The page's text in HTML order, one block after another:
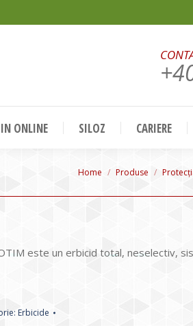
ONLINE SILOZ CARIERE
You are here:
Home Produse
este un erbicid total, neselectiv,
Erbicide